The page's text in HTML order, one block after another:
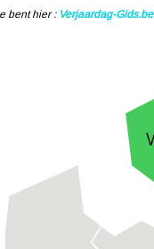
bent hier : Verjaardag-Gids.be